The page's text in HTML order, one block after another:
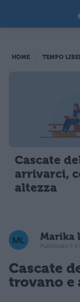
HOME TEMPO
Cascate
arrivarci,
altezza
Marika
Pubblicato il 4
Cascate
trovano e